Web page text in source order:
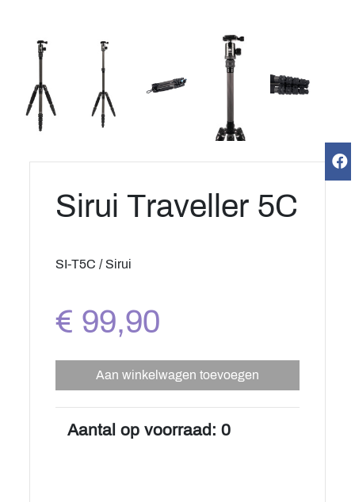
Sirui Traveller 5C
SI-T5C / Sirui
€ 99,90
Aan winkelwagen toevoegen
Aantal op voorraad: 0